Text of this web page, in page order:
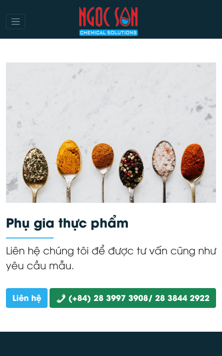
Phụ gia thực phẩm
Liên hệ chúng tôi để được tư vấn cũng như
yêu cầu mẫu.
Liên hệ (+84) 28 3997 3908/ 28 3844 2922